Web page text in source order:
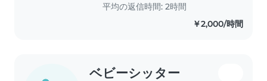
平均の返信時間: 2時間
￥2,000/時間
ベビーシッター